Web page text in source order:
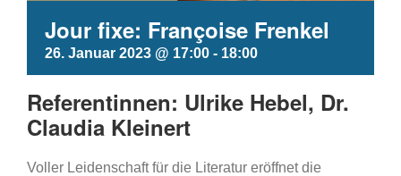
Jour fixe: Françoise Frenkel
26. Januar 2023 @ 17:00 - 18:00
Referentinnen: Ulrike Hebel, Dr.
Claudia Kleinert
Voller Leidenschaft für die Literatur eröffnet die